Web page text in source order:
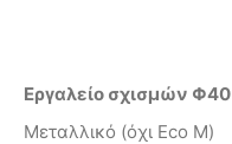
Εργαλείο σχισμών Φ40
Μεταλλικό (όχι Eco M)